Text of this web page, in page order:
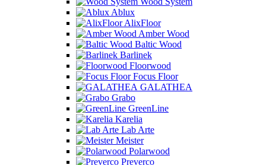
Ablux
AlixFloor
Amber Wood
Baltic Wood
Barlinek
Floorwood
Focus Floor
GALATHEA
Grabo
GreenLine
Karelia
Lab Arte
Meister
Polarwood
Preverco